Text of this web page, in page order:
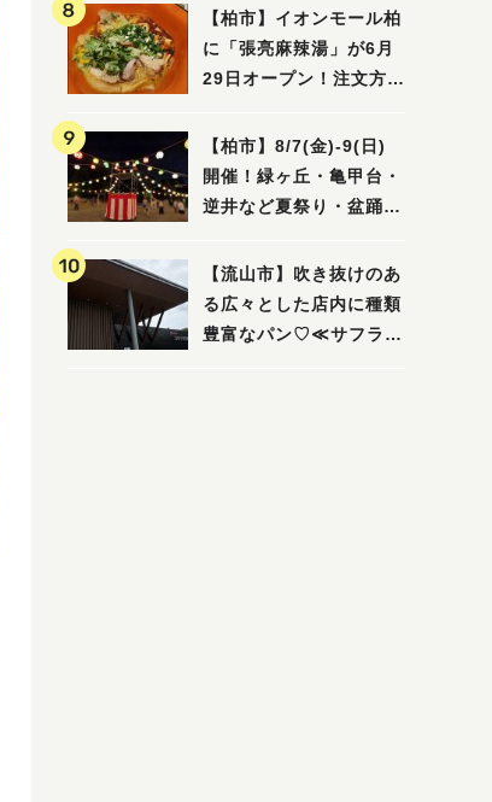
ル」を親子で満喫してき
ました！
【柏市】イオンモール柏
に「張亮麻辣湯」が6月
29日オープン！注文方法
ビュー
【柏市】8/7(金)‐9(日)
開催！緑ヶ丘・亀甲台・
逆井など夏祭り・盆踊り
【流山市】吹き抜けのあ
る広々とした店内に種類
豊富なパン♡≪サフラン